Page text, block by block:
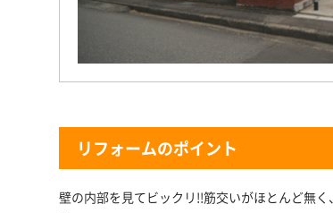
リフォームのポイント
壁の内部を見てビックリ!!筋交いがほとんど無